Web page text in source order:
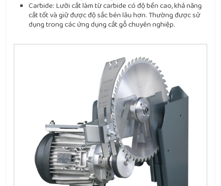
Carbide: Lưỡi cắt làm từ carbide có độ bền cao, khả năng
cắt tốt và giữ được độ sắc bén lâu hơn. Thường được sử
dụng trong các ứng dụng cắt gỗ chuyên nghiệp.